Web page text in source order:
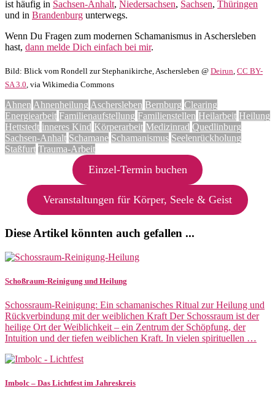
ist häufig in Sachsen-Anhalt, Niedersachsen, Sachsen, Thüringen
und in Brandenburg unterwegs.
Wenn Du Fragen zum modernen Schamanismus in Aschersleben
hast, dann melde Dich einfach bei mir.
Bild: Blick vom Rondell zur Stephanikirche, Aschersleben @ Deirun, CC BY-
SA 3.0, via Wikimedia Commons
Ahnen Ahnenheilung Aschersleben Bernburg Clearing
Energiearbeit Familienaufstellung Familienstellen Heilarbeit Heilung
Hettstedt inneres Kind Körperarbeit Medizinrad Quedlinburg
Sachsen-Anhalt Schamane Schamanismus Seelenrückholung
Staßfurt Trauma-Arbeit
Einzel-Termin buchen
Veranstaltungen für Körper, Seele & Geist
Diese Artikel könnten auch gefallen ...
Schoßraum-Reinigung und Heilung
Schossraum-Reinigung: Ein schamanisches Ritual zur Heilung und
Rückverbindung mit der weiblichen Kraft Der Schossraum ist der
heilige Ort der Weiblichkeit – ein Zentrum der Schöpfung, der
Intuition und der tiefen weiblichen Kraft. In vielen spirituellen …
Imbolc – Das Lichtfest im Jahreskreis